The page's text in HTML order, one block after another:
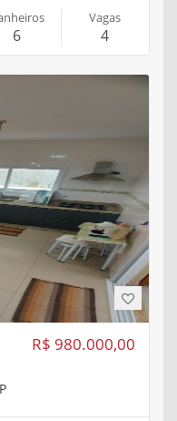
6
Vagas
4
R$ 980.000,00